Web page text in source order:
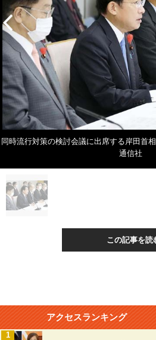
同時流行対策の検討会議に出席する岸田首
通信社
この記事を読
アクセスランキング
1